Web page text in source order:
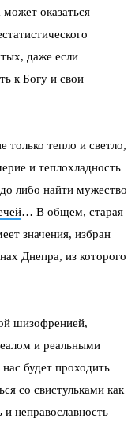
оказаться
даже если
к Богу и свои
тепло и светло,
и теплохладность
либо найти мужество
… В общем, старая
значения, избран
Днепра, из которого
шизофренией,
и реальными
будет проходить
со свистульками как
и неправославность —